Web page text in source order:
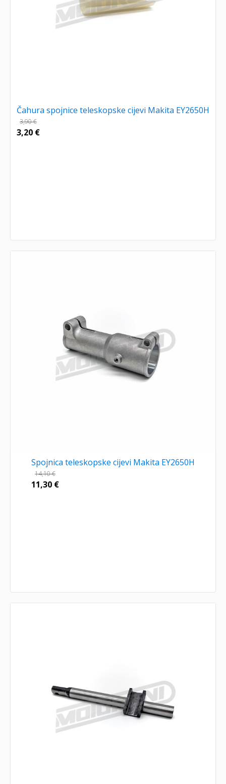
Čahura spojnice teleskopske cijevi Makita EY2650H
3,90€
3,20 €
Spojnica teleskopske cijevi Makita EY2650H
14,10€
11,30 €